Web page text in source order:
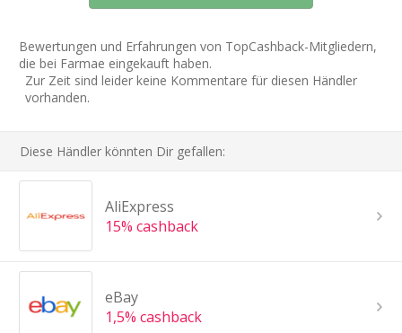
Bewertungen und Erfahrungen von TopCashback-Mitgliedern,
die bei Farmae eingekauft haben.
Zur Zeit sind leider keine Kommentare für diesen Händler
vorhanden.
Diese Händler könnten Dir gefallen:
AliExpress
15% cashback
eBay
1,5% cashback